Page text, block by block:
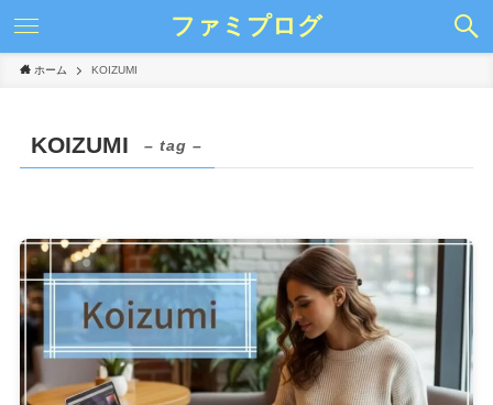
ファミプログ
ホーム KOIZUMI
KOIZUMI – tag –